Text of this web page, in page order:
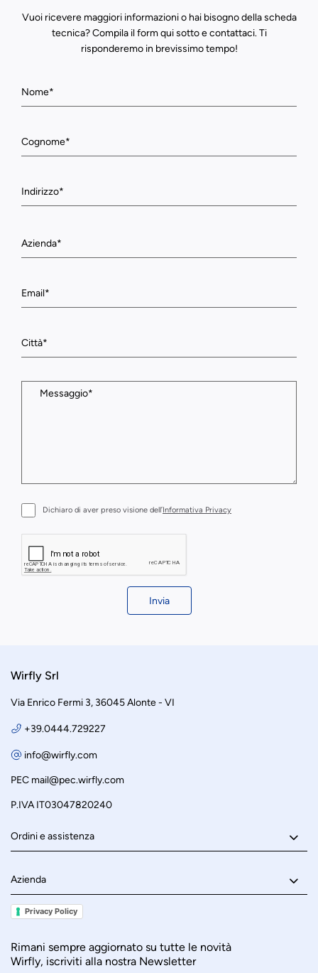
Vuoi ricevere maggiori informazioni o hai bisogno della scheda
tecnica? Compila il form qui sotto e contattaci. Ti
risponderemo in brevissimo tempo!
Dichiaro di aver preso visione dell’Informativa Privacy
Invia
Wirfly Srl
Via Enrico Fermi 3, 36045 Alonte - VI
+39.0444.729227
info@wirfly.com
PEC mail@pec.wirfly.com
P.IVA IT03047820240
Ordini e assistenza
Azienda
Privacy Policy
Rimani sempre aggiornato su tutte le novità
Wirfly, iscriviti alla nostra Newsletter